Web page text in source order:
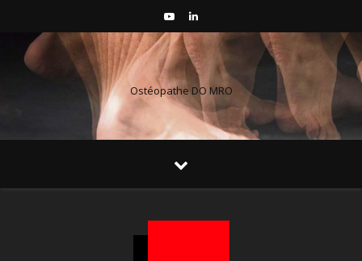
Ostéopathe DO MRO